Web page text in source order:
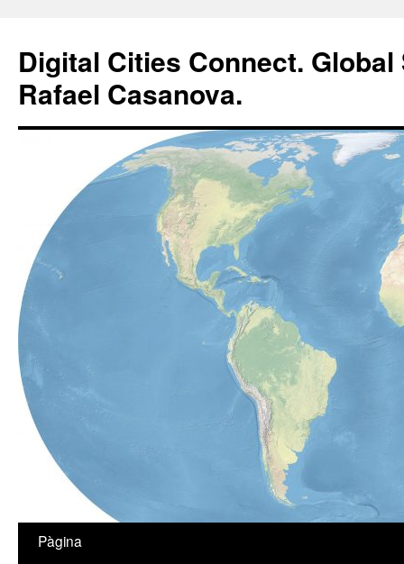
Digital Cities Connect.
Rafael Casanova.
Vés
Pàgina